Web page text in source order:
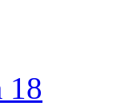
18